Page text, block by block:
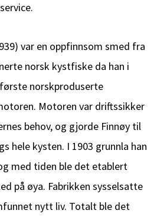
var en oppfinnsom smed fra
norsk kystfiske da han i
norskproduserte
Motoren var driftssikker
behov, og gjorde Finnøy til
hele kysten. I 1903 grunnla han
med tiden ble det etablert
på øya. Fabrikken sysselsatte
nytt liv. Totalt ble det